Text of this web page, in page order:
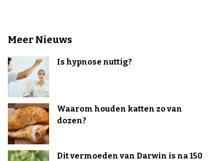
Meer Nieuws
Is hypnose nuttig?
Waarom houden katten zo van
dozen?
Dit vermoeden van Darwin is na 150